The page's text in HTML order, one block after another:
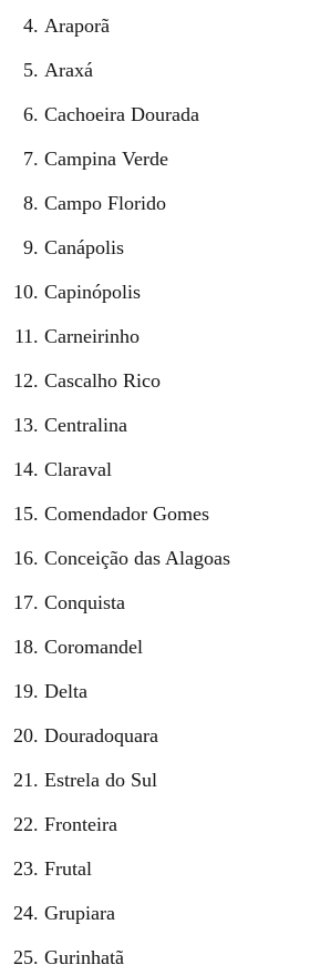
Araporã
Araxá
Cachoeira Dourada
Campina Verde
Campo Florido
Canápolis
Capinópolis
Carneirinho
Cascalho Rico
Centralina
Claraval
Comendador Gomes
Conceição das Alagoas
Conquista
Coromandel
Delta
Douradoquara
Estrela do Sul
Fronteira
Frutal
Grupiara
Gurinhatã